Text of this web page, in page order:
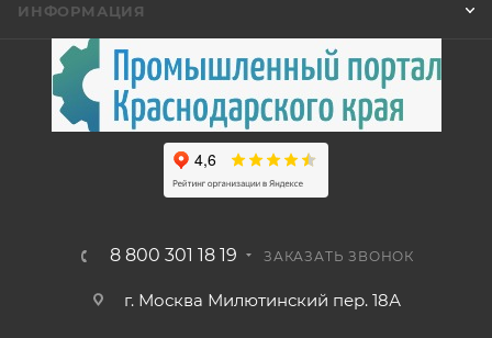
ИНФОРМАЦИЯ
8 800 301 18 19 ЗАКАЗАТЬ ЗВОНОК
г. Москва Милютинский пер. 18А